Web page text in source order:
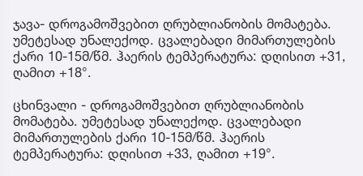
ჯავა- დროგამოშვებით ღრუბლიანობის მომატება.
უმეტესად უნალექოდ. ცვალებადი მიმართულების
ქარი 10-15მ/წმ. ჰაერის ტემპერატურა: დღისით +31,
ღამით +18°.
ცხინვალი - დროგამოშვებით ღრუბლიანობის
მომატება. უმეტესად უნალექოდ. ცვალებადი
მიმართულების ქარი 10-15მ/წმ. ჰაერის
ტემპერატურა: დღისით +33, ღამით +19°.